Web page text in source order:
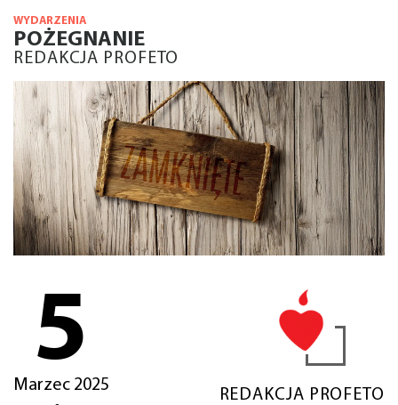
WYDARZENIA
POŻEGNANIE
REDAKCJA PROFETO
5
Marzec 2025
REDAKCJA PROFETO